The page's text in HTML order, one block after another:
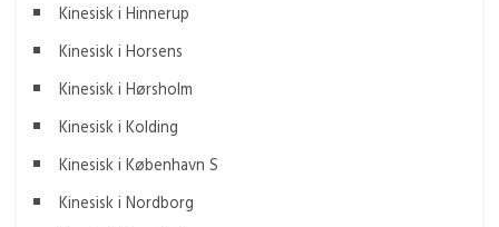
Kinesisk i Hinnerup
Kinesisk i Horsens
Kinesisk i Hørsholm
Kinesisk i Kolding
Kinesisk i København S
Kinesisk i Nordborg